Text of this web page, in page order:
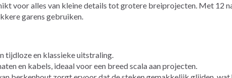
voor alles van kleine details tot grotere breiprojecten. Met 12
garens gebruiken.
tijdloze en klassieke uitstraling.
en kabels, ideaal voor een breed scala aan projecten.